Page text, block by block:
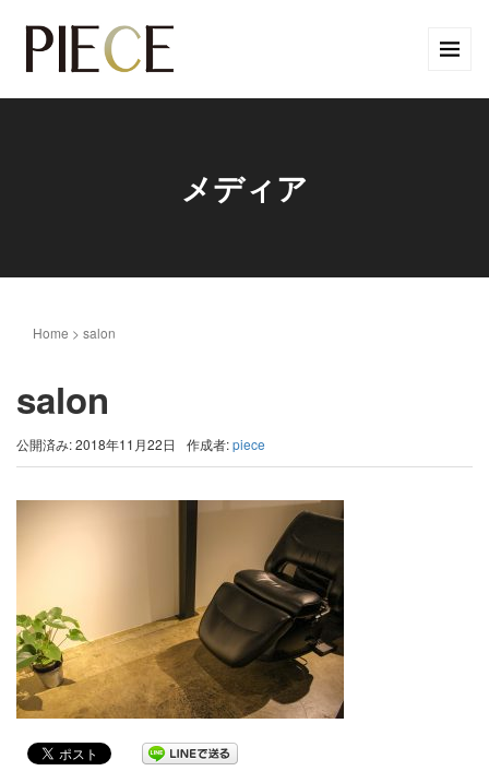
メディア
Home > salon
salon
公開済み: 2018年11月22日 作成者:piece